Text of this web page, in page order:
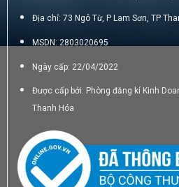
Địa chỉ: 73 Ngô Từ, P Lam Sơn, TP
MSDN: 2803020695
Ngày cấp: 22/04/2022
Được cấp bởi: Phòng đăng kí Kinh
Thanh Hóa